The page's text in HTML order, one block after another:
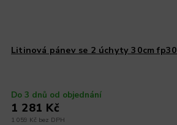
Litinová pánev se 2 úchyty 30cm fp30
Do 3 dnů od objednání
1 059 Kč bez DPH
1 281 Kč